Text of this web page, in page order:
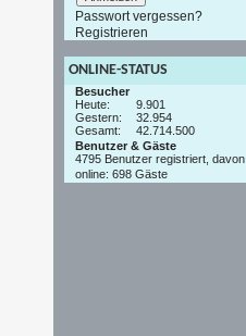
Passwort vergessen?
Registrieren
ONLINE-STATUS
Besucher
Heute:
9.901
Gestern:
32.954
Gesamt:
42.714.500
Benutzer & Gäste
4795 Benutzer registriert, davon
online: 698 Gäste